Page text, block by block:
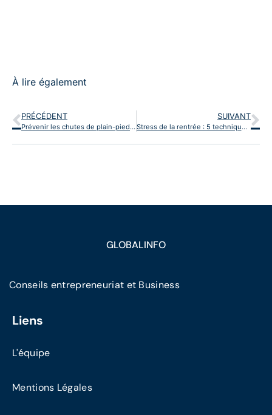
À lire également
PRÉCÉDENT
Prévenir les chutes de plain-pied au bureau : un risque sous-estimé mais coûteux
SUIVANT
Stress de la rentrée : 5 techniques de relaxation à pratiquer au bureau
GLOBALINFO
Conseils entrepreneuriat et Business
Liens
L'équipe
Mentions Légales